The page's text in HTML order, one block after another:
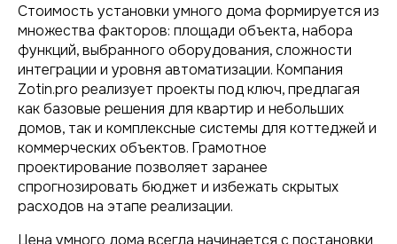
Стоимость установки умного дома формируется из
множества факторов: площади объекта, набора
функций, выбранного оборудования, сложности
интеграции и уровня автоматизации. Компания
Zotin.pro реализует проекты под ключ, предлагая
как базовые решения для квартир и небольших
домов, так и комплексные системы для коттеджей и
коммерческих объектов. Грамотное
проектирование позволяет заранее
спрогнозировать бюджет и избежать скрытых
расходов на этапе реализации.
Цена умного дома всегда начинается с постановки